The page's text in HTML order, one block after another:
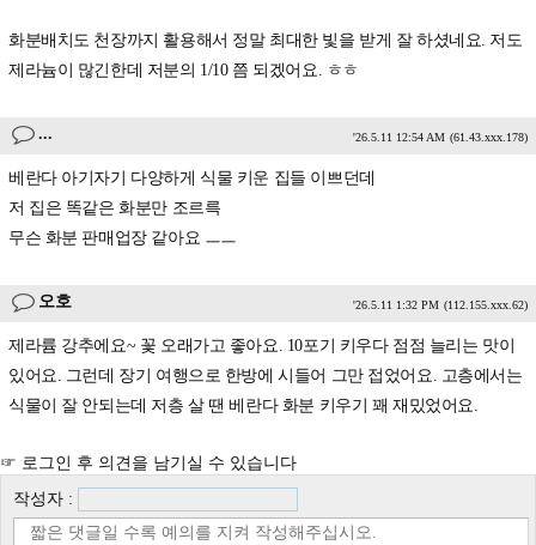
화분배치도 천장까지 활용해서 정말 최대한 빛을 받게 잘 하셨네요. 저도
제라늄이 많긴한데 저분의 1/10 쯤 되겠어요. ㅎㅎ
... '26.5.11 12:54 AM (61.43.xxx.178)
베란다 아기자기 다양하게 식물 키운 집들 이쁘던데
저 집은 똑같은 화분만 조르륵
무슨 화분 판매업장 같아요 ㅡㅡ
오호 '26.5.11 1:32 PM (112.155.xxx.62)
제라륨 강추에요~ 꽃 오래가고 좋아요. 10포기 키우다 점점 늘리는 맛이
있어요. 그런데 장기 여행으로 한방에 시들어 그만 접었어요. 고층에서는
식물이 잘 안되는데 저층 살 땐 베란다 화분 키우기 꽤 재밌었어요.
☞ 로그인 후 의견을 남기실 수 있습니다
작성자 :